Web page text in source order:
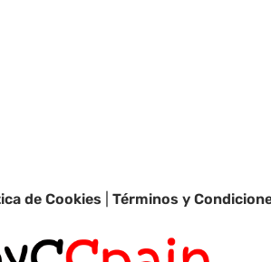
de Cookies Términos y